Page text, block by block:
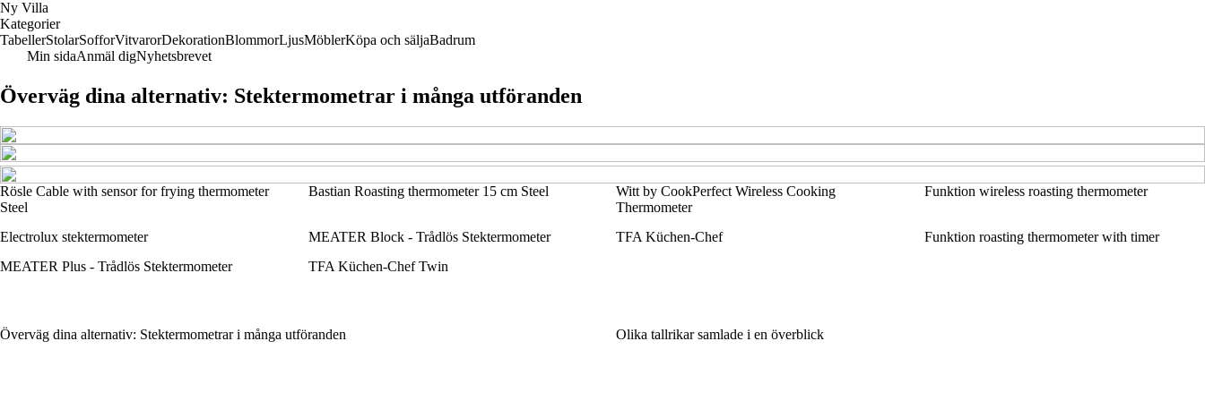
Ny Villa
Kategorier
TabellerStolarSofforVitvarorDekorationBlommorLjusMöblerKöpa och säljaBadrum
Min sidaAnmäl digNyhetsbrevet
Överväg dina alternativ: Stektermometrar i många utföranden
Rösle Cable with sensor for frying thermometer
Steel
Bastian Roasting thermometer 15 cm Steel
Witt by CookPerfect Wireless Cooking
Thermometer
Funktion wireless roasting thermometer
Electrolux stektermometer MEATER Block - Trådlös Stektermometer TFA Küchen-Chef
Funktion roasting thermometer with timer
MEATER Plus - Trådlös Stektermometer
TFA Küchen-Chef Twin
Överväg dina alternativ: Stektermometrar i många utföranden Olika tallrikar samlade i en överblick